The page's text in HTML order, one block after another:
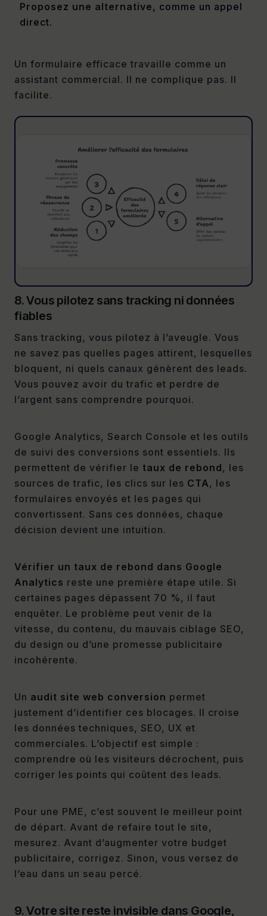
Proposez une alternative, comme un appel
direct.
Un formulaire efficace travaille comme un
assistant commercial. Il ne complique pas. Il
facilite.
8. Vous pilotez sans tracking ni données
fiables
Sans tracking, vous pilotez à l’aveugle. Vous
ne savez pas quelles pages attirent, lesquelles
bloquent, ni quels canaux génèrent des leads.
Vous pouvez avoir du trafic et perdre de
l’argent sans comprendre pourquoi.
Google Analytics, Search Console et les outils
de suivi des conversions sont essentiels. Ils
permettent de vérifier le taux de rebond, les
sources de trafic, les clics sur les CTA, les
formulaires envoyés et les pages qui
convertissent. Sans ces données, chaque
décision devient une intuition.
Vérifier un taux de rebond dans Google
Analytics reste une première étape utile. Si
certaines pages dépassent 70 %, il faut
enquêter. Le problème peut venir de la
vitesse, du contenu, du mauvais ciblage SEO,
du design ou d’une promesse publicitaire
incohérente.
Un audit site web conversion permet
justement d’identifier ces blocages. Il croise
les données techniques, SEO, UX et
commerciales. L’objectif est simple :
comprendre où les visiteurs décrochent, puis
corriger les points qui coûtent des leads.
Pour une PME, c’est souvent le meilleur point
de départ. Avant de refaire tout le site,
mesurez. Avant d’augmenter votre budget
publicitaire, corrigez. Sinon, vous versez de
l’eau dans un seau percé.
9. Votre site reste invisible dans Google,